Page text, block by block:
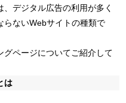
デジタル広告の利用が多く
らないWebサイトの種類で
グページについてご紹介して
は